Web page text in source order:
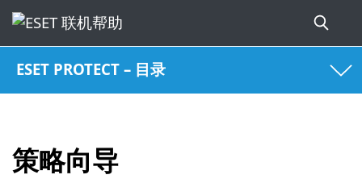
ESET PROTECT – 目录
策略向导